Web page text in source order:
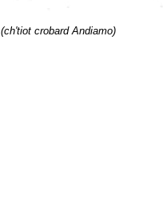
(ch'tiot crobard Andiamo)